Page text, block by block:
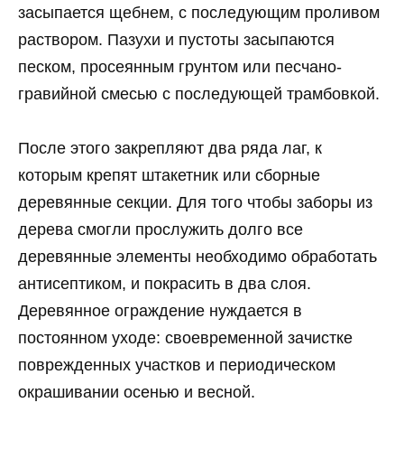
засыпается щебнем, с последующим проливом
раствором. Пазухи и пустоты засыпаются
песком, просеянным грунтом или песчано-
гравийной смесью с последующей трамбовкой.
После этого закрепляют два ряда лаг, к
которым крепят штакетник или сборные
деревянные секции. Для того чтобы заборы из
дерева смогли прослужить долго все
деревянные элементы необходимо обработать
антисептиком, и покрасить в два слоя.
Деревянное ограждение нуждается в
постоянном уходе: своевременной зачистке
поврежденных участков и периодическом
окрашивании осенью и весной.